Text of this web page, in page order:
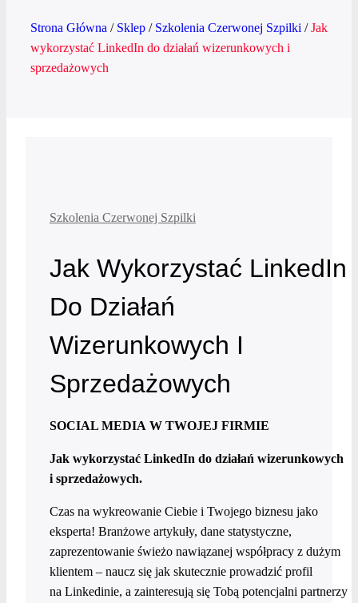
Strona Główna / Sklep / Szkolenia Czerwonej Szpilki / Jak
wykorzystać LinkedIn do działań wizerunkowych i
sprzedażowych
Szkolenia Czerwonej Szpilki
Jak Wykorzystać LinkedIn
Do Działań
Wizerunkowych I
Sprzedażowych
SOCIAL MEDIA W TWOJEJ FIRMIE
Jak wykorzystać LinkedIn do działań wizerunkowych
i sprzedażowych.
Czas na wykreowanie Ciebie i Twojego biznesu jako
eksperta! Branżowe artykuły, dane statystyczne,
zaprezentowanie świeżo nawiązanej współpracy z dużym
klientem – naucz się jak skutecznie prowadzić profil
na Linkedinie, a zainteresują się Tobą potencjalni partnerzy